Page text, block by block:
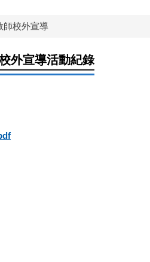
師校外宣導
外宣導活動紀錄